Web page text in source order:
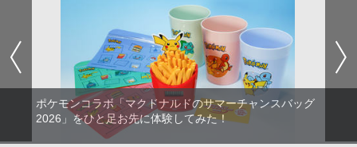
ポケモンコラボ「マクドナルドのサマーチャンスバッグ
2026」をひと足お先に体験してみた！